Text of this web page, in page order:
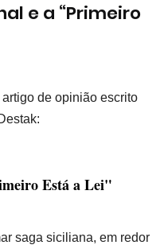
e a “Primeiro
de opinião escrito
Está a Lei"
saga siciliana, em redor